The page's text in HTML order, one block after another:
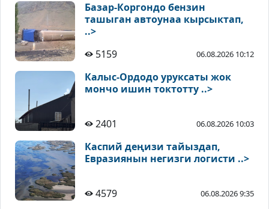
Базар-Коргондо бензин
ташыган автоунаа кырсыктап,
..>
5159
06.08.2026 10:12
Калыс-Ордодо уруксаты жок
мончо ишин токтотту ..>
2401 06.08.2026 10:03
Каспий деңизи тайыздап,
Евразиянын негизги логисти ..>
4579 06.08.2026 9:35